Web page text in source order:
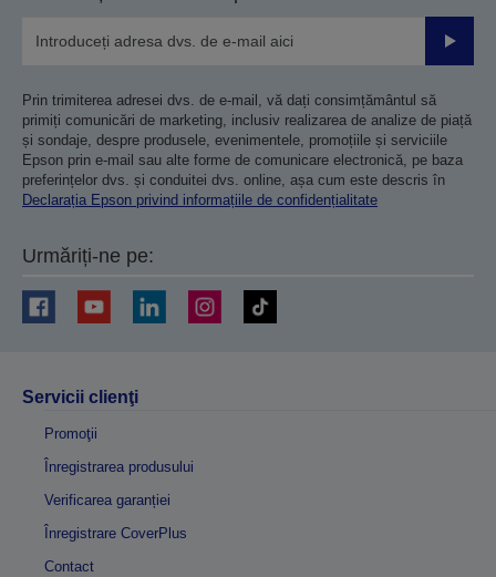
Prin trimiterea adresei dvs. de e-mail, vă dați consimțământul să
primiți comunicări de marketing, inclusiv realizarea de analize de piață
și sondaje, despre produsele, evenimentele, promoțiile și serviciile
Epson prin e-mail sau alte forme de comunicare electronică, pe baza
preferințelor dvs. și conduitei dvs. online, așa cum este descris în
Declarația Epson privind informațiile de confidențialitate
Urmăriți-ne pe:
Servicii clienţi
Promoţii
Înregistrarea produsului
Verificarea garanției
Înregistrare CoverPlus
Contact